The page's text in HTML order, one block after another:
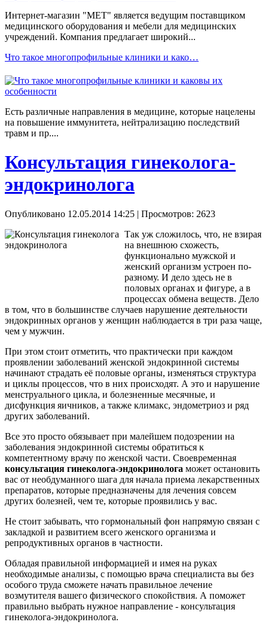
Интернет-магазин "МЕТ" является ведущим поставщиком
медицинского оборудования и мебели для медицинских
учреждений. Компания предлагает широкий...
Что такое многопрофильные клиники и како…
Есть различные направления в медицине, которые нацелены
на повышение иммунитета, нейтрализацию последствий
травм и пр....
Консультация гинеколога-
эндокринолога
Опубликовано 12.05.2014 14:25 | Просмотров: 2623
Так уж сложилось, что, не взирая
на внешнюю схожесть,
функционально мужской и
женский организм устроен по-
разному. И дело здесь не в
половых органах и фигуре, а в
процессах обмена веществ. Дело
в том, что в большинстве случаев нарушение деятельности
эндокринных органов у женщин наблюдается в три раза чаще,
чем у мужчин.
При этом стоит отметить, что практически при каждом
проявлении заболеваний женской эндокринной системы
начинают страдать её половые органы, изменяться структура
и циклы процессов, что в них происходят. А это и нарушение
менструального цикла, и болезненные месячные, и
дисфункция яичников, а также климакс, эндометриоз и ряд
других заболеваний.
Все это просто обязывает при малейшем подозрении на
заболевания эндокринной системы обратиться к
компетентному врачу по женской части. Своевременная
консультация гинеколога-эндокринолога может остановить
вас от необдуманного шага для начала приема лекарственных
препаратов, которые предназначены для лечения совсем
других болезней, чем те, которые проявились у вас.
Не стоит забывать, что гормональный фон напрямую связан с
закладкой и развитием всего женского организма и
репродуктивных органов в частности.
Обладая правильной информацией и имея на руках
необходимые анализы, с помощью врача специалиста вы без
особого труда сможете начать правильное лечение
возмутителя вашего физического спокойствия. А поможет
правильно выбрать нужное направление - консультация
гинеколога-эндокринолога.